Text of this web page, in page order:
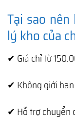
Tại sao
lý kho của
✔ Giá chỉ từ
✔ Không giới
✔ Hỗ trợ chuyển